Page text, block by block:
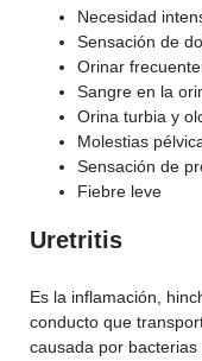
Necesidad
Sensación de
Orinar
Sangre en la
Orina turbia y
Molestias
Sensación de
Fiebre leve
Uretritis
Es la inflamación,
conducto que
causada por bacterias